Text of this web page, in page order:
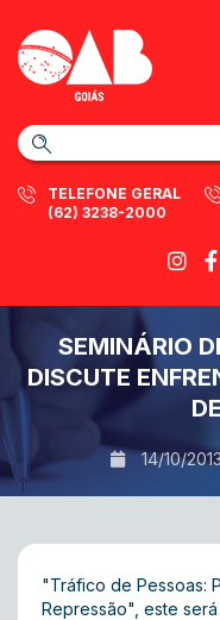
TELEFONE GERAL
(62) 3238-2000
SEMINÁRIO
DISCUTE
14/10/2013
"Tráfico de Pessoas:
Repressão", este